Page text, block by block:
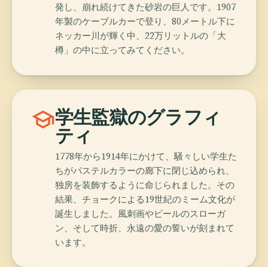
発し、崩れ続けてきた砂岩の巨人です。1907
年製のケーブルカーで登り、80メートル下に
ネッカー川が輝く中、22万リットルの「大
樽」の中に立ってみてください。
school学生監獄のグラフィ
ティ
1778年から1914年にかけて、騒々しい学生た
ちがパステルカラーの廊下に閉じ込められ、
独房を装飾するように命じられました。その
結果、チョークによる19世紀のミーム文化が
誕生しました。風刺画やビールのスローガ
ン、そして時折、永遠の愛の誓いが刻まれて
います。